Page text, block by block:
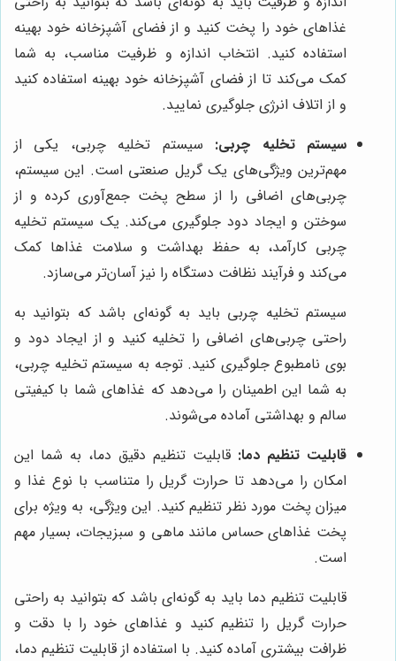
غذاهای خود را پخت کنید و از فضای آشپزخانه خود بهینه
استفاده کنید. انتخاب اندازه و ظرفیت مناسب، به شما
کمک می‌کند تا از فضای آشپزخانه خود بهینه استفاده کنید
و از اتلاف انرژی جلوگیری نمایید.
سیستم تخلیه چربی: سیستم تخلیه چربی، یکی از
مهم‌ترین ویژگی‌های یک گریل صنعتی است. این سیستم،
چربی‌های اضافی را از سطح پخت جمع‌آوری کرده و از
سوختن و ایجاد دود جلوگیری می‌کند. یک سیستم تخلیه
چربی کارآمد، به حفظ بهداشت و سلامت غذاها کمک
می‌کند و فرآیند نظافت دستگاه را نیز آسان‌تر می‌سازد.
سیستم تخلیه چربی باید به گونه‌ای باشد که بتوانید به
راحتی چربی‌های اضافی را تخلیه کنید و از ایجاد دود و
بوی نامطبوع جلوگیری کنید. توجه به سیستم تخلیه چربی،
به شما این اطمینان را می‌دهد که غذاهای شما با کیفیتی
سالم و بهداشتی آماده می‌شوند.
قابلیت تنظیم دما: قابلیت تنظیم دقیق دما، به شما این
امکان را می‌دهد تا حرارت گریل را متناسب با نوع غذا و
میزان پخت مورد نظر تنظیم کنید. این ویژگی، به ویژه برای
پخت غذاهای حساس مانند ماهی و سبزیجات، بسیار مهم
است.
قابلیت تنظیم دما باید به گونه‌ای باشد که بتوانید به راحتی
حرارت گریل را تنظیم کنید و غذاهای خود را با دقت و
ظرافت بیشتری آماده کنید. با استفاده از قابلیت تنظیم دما،